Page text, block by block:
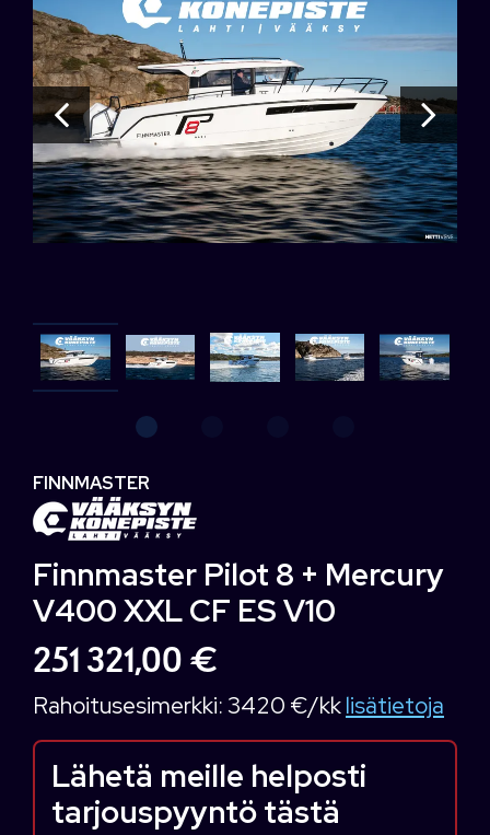
FINNMASTER
Finnmaster Pilot 8 + Mercury
V400 XXL CF ES V10
251 321,00 €
Rahoitusesimerkki:3420 €/kklisätietoja
Lähetä meille helposti
tarjouspyyntö tästä